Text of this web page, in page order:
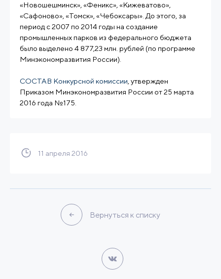
«Новошешминск», «Феникс», «Кижеватово»,
«Сафоново», «Томск», «Чебоксары». До этого, за
период с 2007 по 2014 годы на создание
промышленных парков из федерального бюджета
было выделено 4 877,23 млн. рублей (по программе
Минэкономразвития России).
СОСТАВ Конкурсной комиссии , утвержден
Приказом Минэкономразвития России от 25 марта
2016 года №175.
11 апреля 2016
Вернуться к списку